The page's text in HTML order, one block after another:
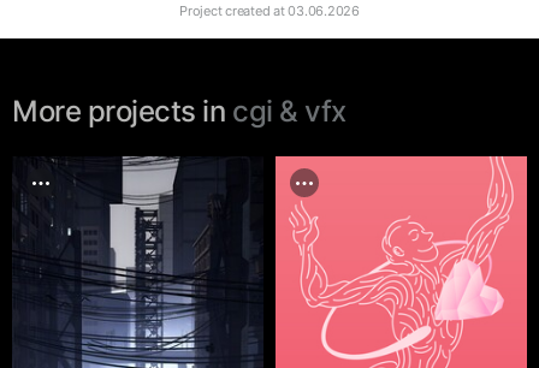
Project created at03.06.2026
More projects in cgi & vfx